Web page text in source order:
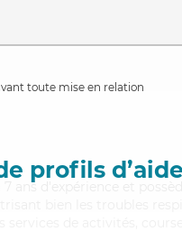
toute mise en relation
profils
ans d'expérience et
bien les troubles